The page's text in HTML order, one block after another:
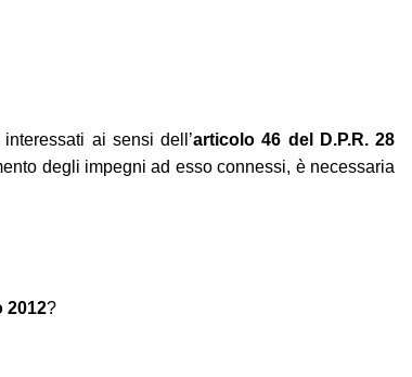
ai sensi dell’articolo 46 del D.P.R. 28
degli impegni ad esso connessi, è necessaria
2012?